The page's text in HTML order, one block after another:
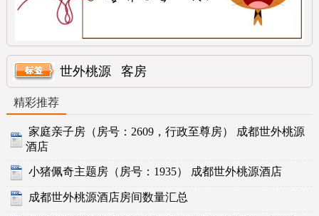
世外桃源 客房
精彩推荐
家庭亲子房（房号：2609，行政至尊房） 成都世外桃源
酒店
小猪佩奇主题房（房号：1935） 成都世外桃源酒店
成都世外桃源酒店房间数量汇总